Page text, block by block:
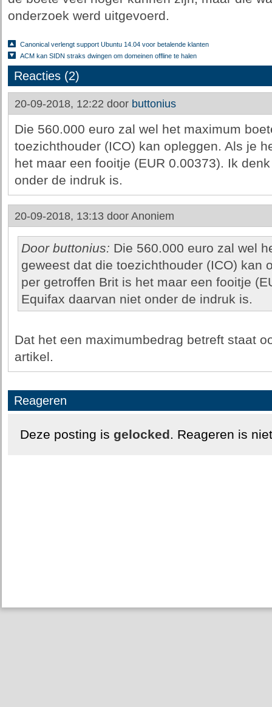
onderzoek werd uitgevoerd.
Canonical verlengt support Ubuntu 14.04 voor betalende klanten
ACM kan SIDN straks dwingen om domeinen offline te halen
Reacties (2)
20-09-2018, 12:22 door buttonius
Die 560.000 euro zal wel het maximum
toezichthouder (ICO) kan opleggen. Als je
het maar een fooitje (EUR 0.00373). Ik
onder de indruk is.
20-09-2018, 13:13 door Anoniem
Door buttonius: Die 560.000 euro zal wel
geweest dat die toezichthouder (ICO) kan
per getroffen Brit is het maar een fooitje
Equifax daarvan niet onder de indruk is.
Dat het een maximumbedrag betreft staat
artikel.
Reageren
Deze posting is gelocked. Reageren is